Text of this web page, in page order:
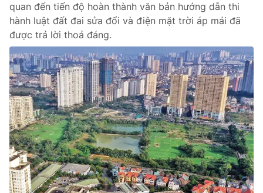
quan đến tiến độ hoàn thành văn bản hướng dẫn thi
hành luật đất đai sửa đổi và điện mặt trời áp mái đã
được trả lời thoả đáng.